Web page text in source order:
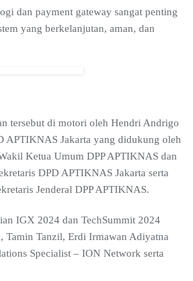
dan payment gateway sangat penting
yang berkelanjutan, aman, dan
tersebut di motori oleh Hendri Andrigo
APTIKNAS Jakarta yang didukung oleh
Ketua Umum DPP APTIKNAS dan
DPD APTIKNAS Jakarta serta
Jenderal DPP APTIKNAS.
IGX 2024 dan TechSummit 2024
Tamin Tanzil, Erdi Irmawan Adiyatna
Specialist – ION Network serta